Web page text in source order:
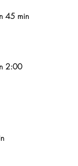
45 min
2:00